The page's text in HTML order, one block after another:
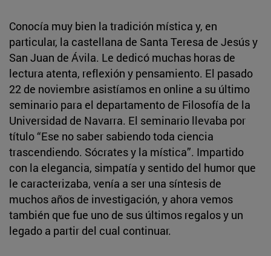
Conocía muy bien la tradición mística y, en
particular, la castellana de Santa Teresa de Jesús y
San Juan de Ávila. Le dedicó muchas horas de
lectura atenta, reflexión y pensamiento. El pasado
22 de noviembre asistíamos en online a su último
seminario para el departamento de Filosofía de la
Universidad de Navarra. El seminario llevaba por
título “Ese no saber sabiendo toda ciencia
trascendiendo. Sócrates y la mística”. Impartido
con la elegancia, simpatía y sentido del humor que
le caracterizaba, venía a ser una síntesis de
muchos años de investigación, y ahora vemos
también que fue uno de sus últimos regalos y un
legado a partir del cual continuar.